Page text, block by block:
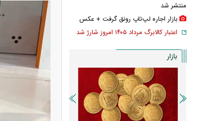
منتشر شد
بازار اجاره لپ‌تاپ رونق گرفت + عکس
اعتبار کالابرگ مرداد ۱۴۰۵ امروز شارژ شد
بازار